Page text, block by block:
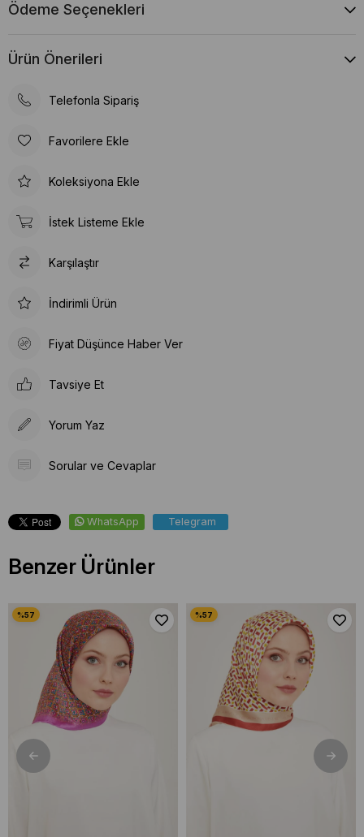
Ödeme Seçenekleri
Ürün Önerileri
Telefonla Sipariş
Favorilere Ekle
Koleksiyona Ekle
İstek Listeme Ekle
Karşılaştır
İndirimli Ürün
Fiyat Düşünce Haber Ver
Tavsiye Et
Yorum Yaz
Sorular ve Cevaplar
WhatsApp Telegram
Benzer Ürünler